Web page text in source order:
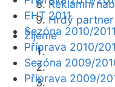
Reklamní
Hrdý
Žijeme
EHT 2011
Sezóna 2010/2011
Příprava 2010/
Sezóna 2009/
Příprava 2009/